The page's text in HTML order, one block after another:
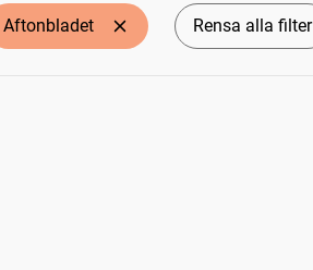
Aftonbladet Rensa alla filter